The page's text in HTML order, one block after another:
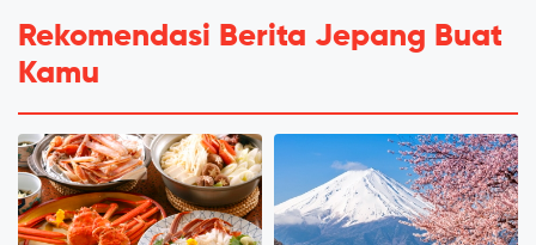
Rekomendasi Berita Jepang Buat
Kamu